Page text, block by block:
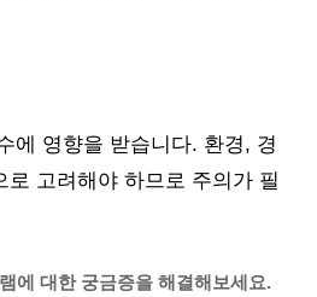
에 영향을 받습니다. 환경, 경
로 고려해야 하므로 주의가 필
에 대한 궁금증을 해결해보세요.